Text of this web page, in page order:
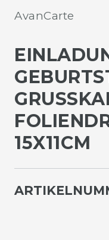
AvanCarte
5X11CM